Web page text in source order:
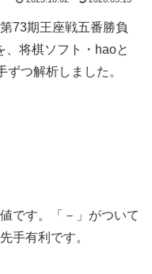
73期王座戦五番勝負
将棋ソフト・haoと
つ解析しました。
です。「－」がついて
手有利です。